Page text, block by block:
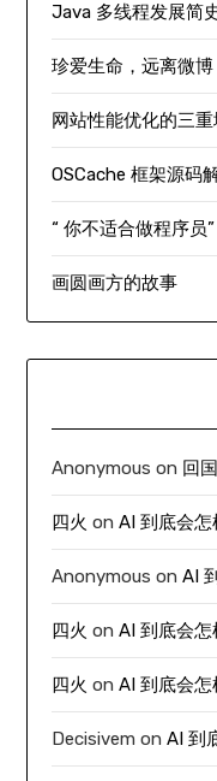
Java 多线程发展简
珍爱生命，远离微博
网站性能优化的三重
OSCache 框架源码
“ 你不适合做程序员”
画圆画方的故事
Anonymous on 回
四火 onAI 到底会
Anonymous onAI
四火 onAI 到底会
四火 onAI 到底会
Decisivem onAI 到